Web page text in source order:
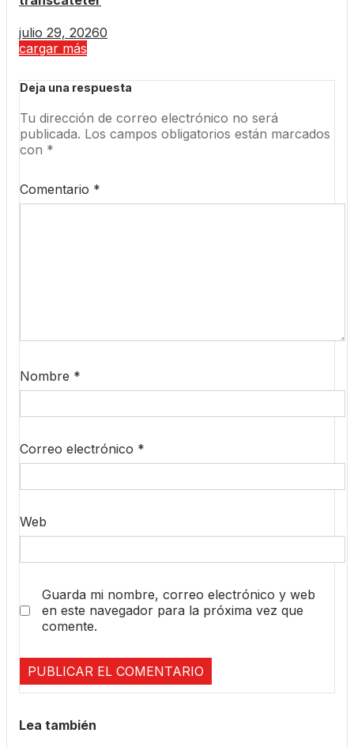
julio 29, 20260
cargar más
Deja una respuesta
Tu dirección de correo electrónico no será
publicada. Los campos obligatorios están marcados
con *
Comentario *
Nombre *
Correo electrónico *
Web
Guarda mi nombre, correo electrónico y web
en este navegador para la próxima vez que
comente.
Lea también